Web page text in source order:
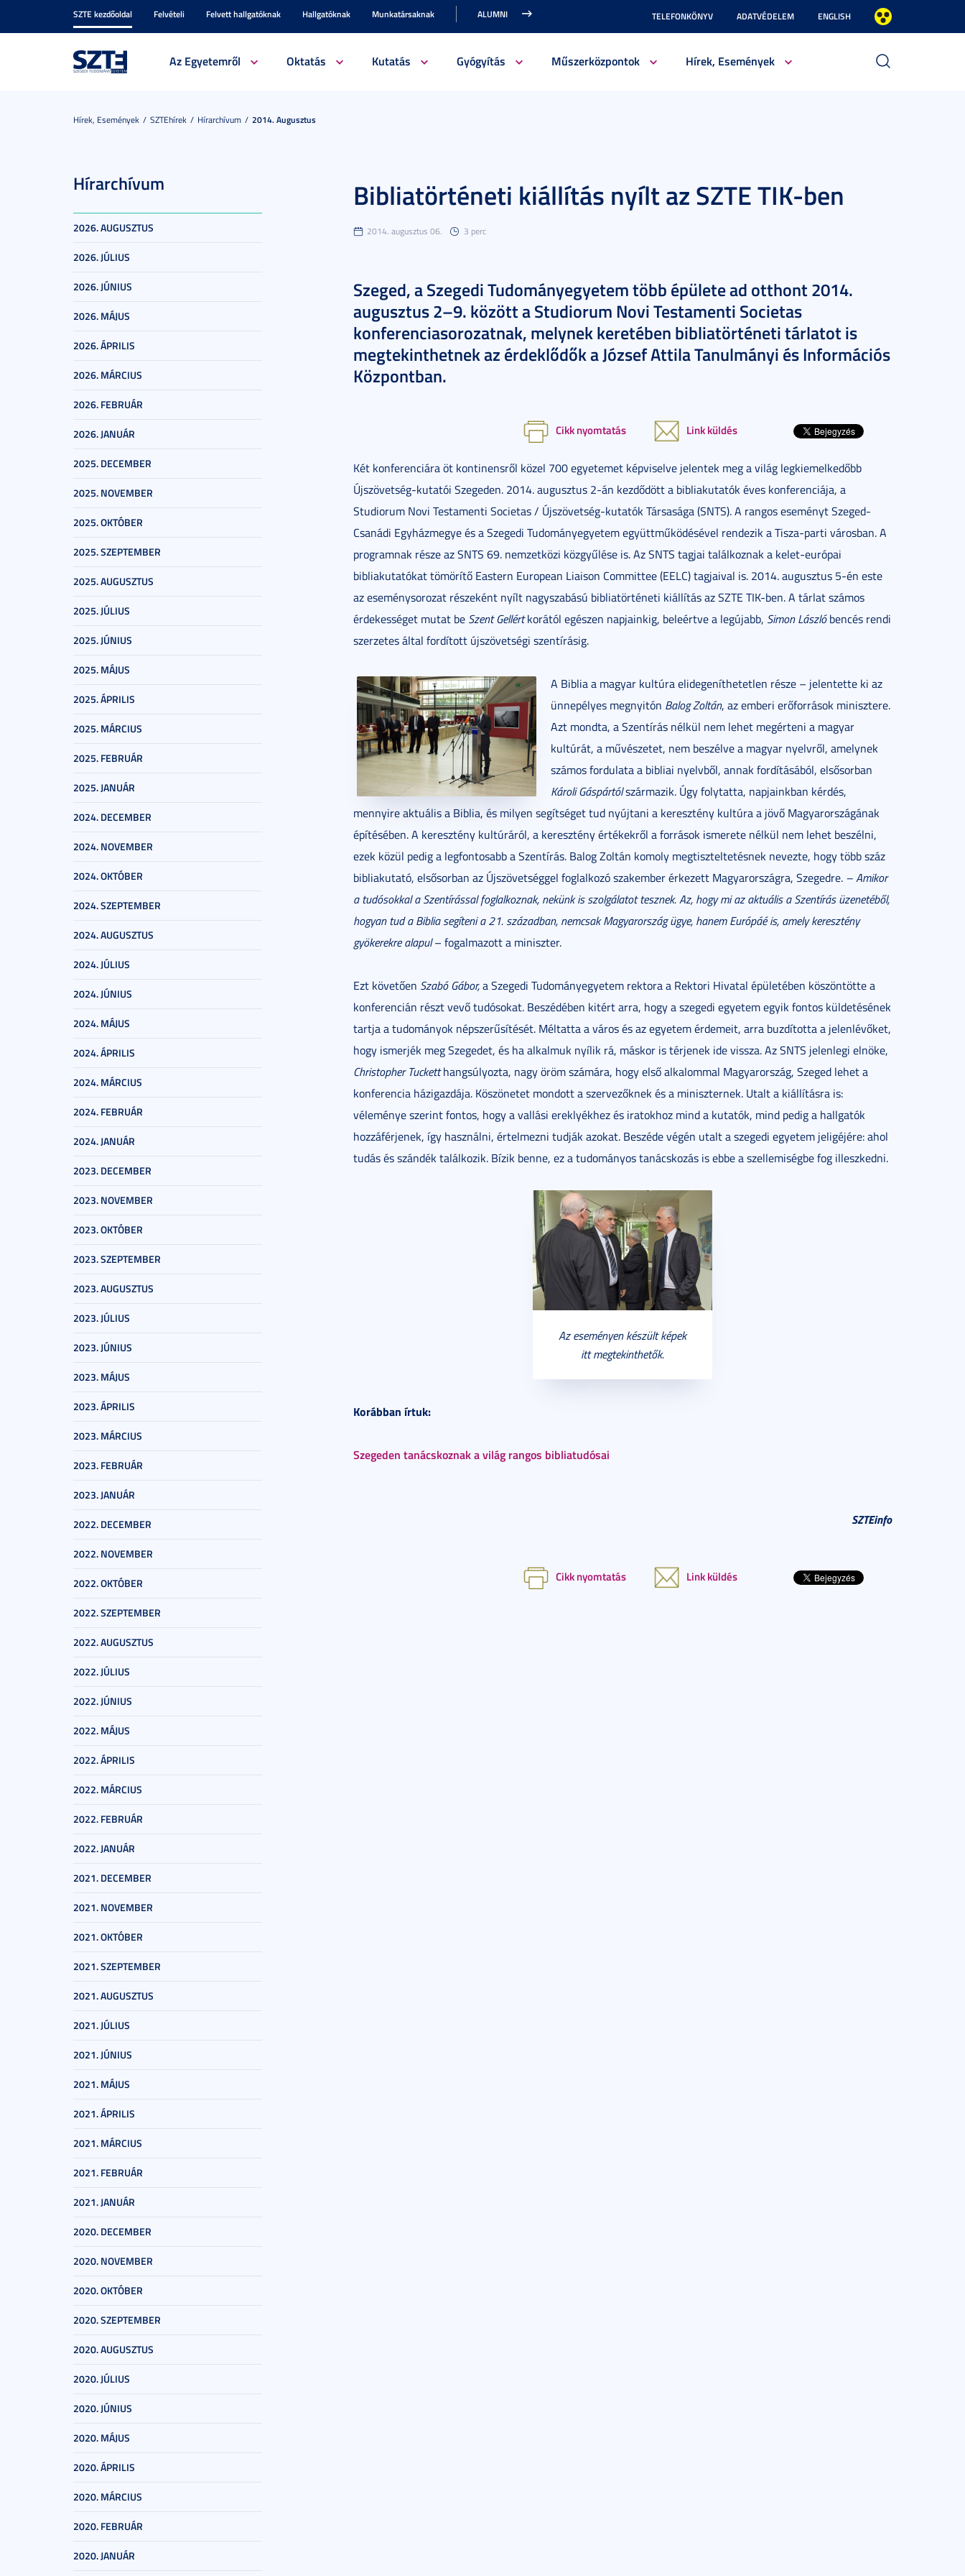
SZTE kezdőoldal Felvételi Felvett hallgatóknak Hallgatóknak Munkatársaknak ALUMNI TELEFONKÖNYV ADATVÉDELEM ENGLISH
Az Egyetemről Oktatás Kutatás Gyógyítás Műszerközpontok Hírek, Események
Hírek, Események SZTEhírek Hírarchívum 2014. Augusztus
Hírarchívum
2026. AUGUSZTUS
2026. JÚLIUS
2026. JÚNIUS
2026. MÁJUS
2026. ÁPRILIS
2026. MÁRCIUS
2026. FEBRUÁR
2026. JANUÁR
2025. DECEMBER
2025. NOVEMBER
2025. OKTÓBER
2025. SZEPTEMBER
2025. AUGUSZTUS
2025. JÚLIUS
2025. JÚNIUS
2025. MÁJUS
2025. ÁPRILIS
2025. MÁRCIUS
2025. FEBRUÁR
2025. JANUÁR
2024. DECEMBER
2024. NOVEMBER
2024. OKTÓBER
2024. SZEPTEMBER
2024. AUGUSZTUS
2024. JÚLIUS
2024. JÚNIUS
2024. MÁJUS
2024. ÁPRILIS
2024. MÁRCIUS
2024. FEBRUÁR
2024. JANUÁR
2023. DECEMBER
2023. NOVEMBER
2023. OKTÓBER
2023. SZEPTEMBER
2023. AUGUSZTUS
2023. JÚLIUS
2023. JÚNIUS
2023. MÁJUS
2023. ÁPRILIS
2023. MÁRCIUS
2023. FEBRUÁR
2023. JANUÁR
2022. DECEMBER
2022. NOVEMBER
2022. OKTÓBER
2022. SZEPTEMBER
2022. AUGUSZTUS
2022. JÚLIUS
2022. JÚNIUS
2022. MÁJUS
2022. ÁPRILIS
2022. MÁRCIUS
2022. FEBRUÁR
2022. JANUÁR
2021. DECEMBER
2021. NOVEMBER
2021. OKTÓBER
2021. SZEPTEMBER
2021. AUGUSZTUS
2021. JÚLIUS
2021. JÚNIUS
2021. MÁJUS
2021. ÁPRILIS
2021. MÁRCIUS
2021. FEBRUÁR
2021. JANUÁR
2020. DECEMBER
2020. NOVEMBER
2020. OKTÓBER
2020. SZEPTEMBER
2020. AUGUSZTUS
2020. JÚLIUS
2020. JÚNIUS
2020. MÁJUS
2020. ÁPRILIS
2020. MÁRCIUS
2020. FEBRUÁR
2020. JANUÁR
Bibliatörténeti kiállítás nyílt az SZTE TIK-ben
2014. augusztus 06. 3 perc
Szeged, a Szegedi Tudományegyetem több épülete ad otthont 2014.
augusztus 2–9. között a Studiorum Novi Testamenti Societas
konferenciasorozatnak, melynek keretében bibliatörténeti tárlatot is
megtekinthetnek az érdeklődők a József Attila Tanulmányi és Információs
Központban.
Cikk nyomtatás Link küldés
Két konferenciára öt kontinensről közel 700 egyetemet képviselve jelentek meg a világ legkiemelkedőbb
Újszövetség-kutatói Szegeden. 2014. augusztus 2-án kezdődött a bibliakutatók éves konferenciája, a
Studiorum Novi Testamenti Societas / Újszövetség-kutatók Társasága (SNTS). A rangos eseményt Szeged-
Csanádi Egyházmegye és a Szegedi Tudományegyetem együttműködésével rendezik a Tisza-parti városban. A
programnak része az SNTS 69. nemzetközi közgyűlése is. Az SNTS tagjai találkoznak a kelet-európai
bibliakutatókat tömörítő Eastern European Liaison Committee (EELC) tagjaival is. 2014. augusztus 5-én este
az eseménysorozat részeként nyílt nagyszabású bibliatörténeti kiállítás az SZTE TIK-ben. A tárlat számos
érdekességet mutat be Szent Gellértkorától egészen napjainkig, beleértve a legújabb, Simon Lászlóbencés rendi
szerzetes által fordított újszövetségi szentírásig.
A Biblia a magyar kultúra elidegeníthetetlen része – jelentette ki az
ünnepélyes megnyitón Balog Zoltán, az emberi erőforrások minisztere.
Azt mondta, a Szentírás nélkül nem lehet megérteni a magyar
kultúrát, a művészetet, nem beszélve a magyar nyelvről, amelynek
számos fordulata a bibliai nyelvből, annak fordításából, elsősorban
Károli Gáspártólszármazik. Úgy folytatta, napjainkban kérdés,
mennyire aktuális a Biblia, és milyen segítséget tud nyújtani a keresztény kultúra a jövő Magyarországának
építésében. A keresztény kultúráról, a keresztény értékekről a források ismerete nélkül nem lehet beszélni,
ezek közül pedig a legfontosabb a Szentírás. Balog Zoltán komoly megtiszteltetésnek nevezte, hogy több száz
bibliakutató, elsősorban az Újszövetséggel foglalkozó szakember érkezett Magyarországra, Szegedre. – Amikor
a tudósokkal a Szentírással foglalkoznak, nekünk is szolgálatot tesznek. Az, hogy mi az aktuális a Szentírás üzenetéből,
hogyan tud a Biblia segíteni a 21. században, nemcsak Magyarország ügye, hanem Európáé is, amely keresztény
gyökerekre alapul– fogalmazott a miniszter.
Ezt követően Szabó Gábor,a Szegedi Tudományegyetem rektora a Rektori Hivatal épületében köszöntötte a
konferencián részt vevő tudósokat. Beszédében kitért arra, hogy a szegedi egyetem egyik fontos küldetésének
tartja a tudományok népszerűsítését. Méltatta a város és az egyetem érdemeit, arra buzdította a jelenlévőket,
hogy ismerjék meg Szegedet, és ha alkalmuk nyílik rá, máskor is térjenek ide vissza. Az SNTS jelenlegi elnöke,
Christopher Tucketthangsúlyozta, nagy öröm számára, hogy első alkalommal Magyarország, Szeged lehet a
konferencia házigazdája. Köszönetet mondott a szervezőknek és a miniszternek. Utalt a kiállításra is:
véleménye szerint fontos, hogy a vallási ereklyékhez és iratokhoz mind a kutatók, mind pedig a hallgatók
hozzáférjenek, így használni, értelmezni tudják azokat. Beszéde végén utalt a szegedi egyetem jeligéjére: ahol
tudás és szándék találkozik. Bízik benne, ez a tudományos tanácskozás is ebbe a szellemiségbe fog illeszkedni.
Az eseményen készült képek
itt megtekinthetők.
Korábban írtuk:
Szegeden tanácskoznak a világ rangos bibliatudósai
SZTEinfo
Cikk nyomtatás Link küldés